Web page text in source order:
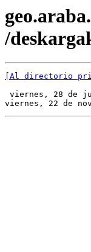
/
[Al directorio
viernes, 28 de
viernes, 22 de